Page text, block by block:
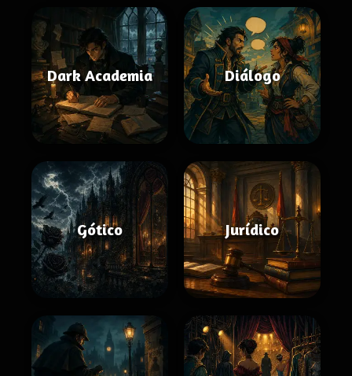
Dark Academia Diálogo
Gótico Jurídico